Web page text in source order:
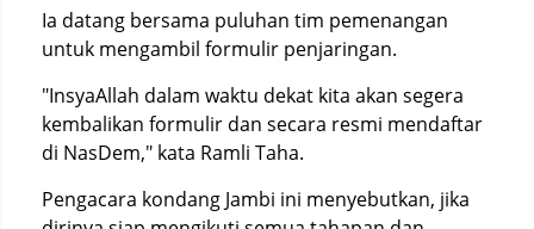
Ia datang bersama puluhan tim pemenangan
untuk mengambil formulir penjaringan.
"InsyaAllah dalam waktu dekat kita akan segera
kembalikan formulir dan secara resmi mendaftar
di NasDem," kata Ramli Taha.
Pengacara kondang Jambi ini menyebutkan, jika